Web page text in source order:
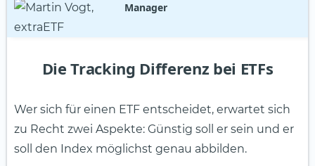
Manager
Die Tracking Differenz bei ETFs
Wer sich für einen ETF entscheidet, erwartet sich
zu Recht zwei Aspekte: Günstig soll er sein und er
soll den Index möglichst genau abbilden.